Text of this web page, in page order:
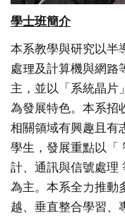
學士班簡介
本系教學與研究以半
處理及計算機與網路
主，並以「系統晶片
為發展特色。本系招
相關領域有興趣且有
學生 ，發展重點以
計、通訊與信號處理
為主。本系全力推動
越、垂直整合學習、